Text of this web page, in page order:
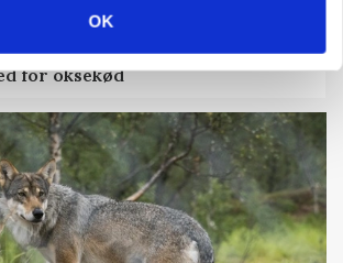
OK
Spæde lyspunkter i fortsat
for oksekød